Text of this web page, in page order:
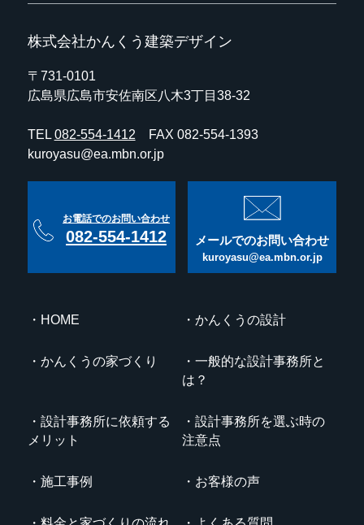
株式会社かんくう建築デザイン
〒731-0101
広島県広島市安佐南区八木3丁目38-32
TEL 082-554-1412 FAX 082-554-1393
kuroyasu@ea.mbn.or.jp
お電話でのお問い合わせ
082-554-1412 メールでのお問い合わせ
kuroyasu@ea.mbn.or.jp
HOME かんくうの設計
かんくうの家づくり
一般的な設計事務所と
は？
設計事務所に依頼する
メリット
設計事務所を選ぶ時の
注意点
施工事例 お客様の声